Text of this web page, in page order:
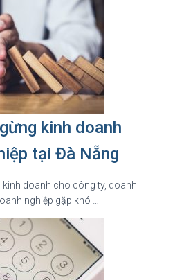
kinh doanh
tại Đà Nẵng
doanh cho công ty, doanh
nghiệp gặp khó …